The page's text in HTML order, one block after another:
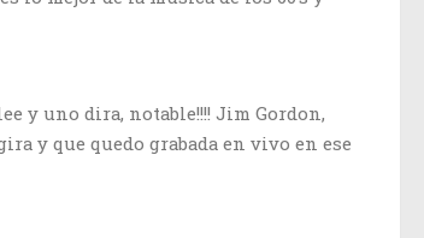
y uno dira, notable!!!! Jim Gordon,
y que quedo grabada en vivo en ese